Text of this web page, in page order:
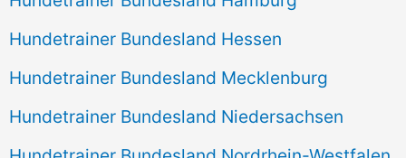
Hundetrainer Bundesland Hessen
Hundetrainer Bundesland Mecklenburg
Hundetrainer Bundesland Niedersachsen